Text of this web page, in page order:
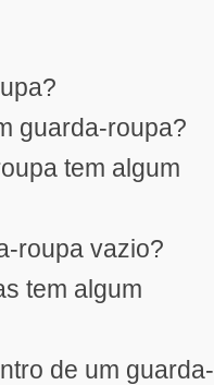
guarda-roupa?
tem algum
roupa vazio?
tem algum
de um guarda-